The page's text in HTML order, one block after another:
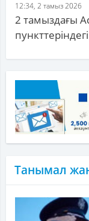
12:34, 2 тамыз 2026
2 тамыздағы
Танымал